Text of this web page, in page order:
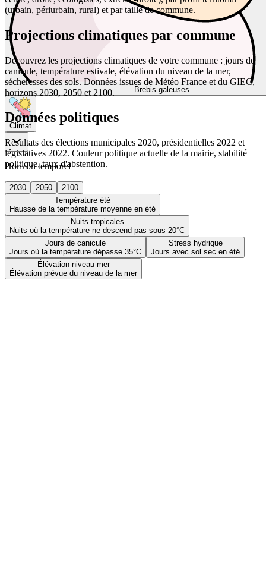
Brebis galeuses
Climat
Horizon temporel
2030 2050
2100
Température été
Hausse de la température moyenne en été
Nuits tropicales
Nuits où la température ne descend pas sous 20°C
Jours de canicule
Jours où la température dépasse 35°C
Stress hydrique
Jours avec sol sec en été
Élévation niveau mer
Élévation prévue du niveau de la mer
(urbain, périurbain, rural) et par taille de commune.
Projections climatiques par commune
Découvrez les projections climatiques de votre commune : jours de
canicule, température estivale, élévation du niveau de la mer,
sécheresses des sols. Données issues de Météo France et du GIEC,
horizons 2030, 2050 et 2100.
Données politiques
Résultats des élections municipales 2020, présidentielles 2022 et
législatives 2022. Couleur politique actuelle de la mairie, stabilité
politique, taux d'abstention.